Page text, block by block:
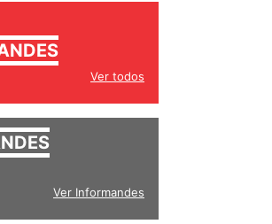
Ver todos
Ver Informandes